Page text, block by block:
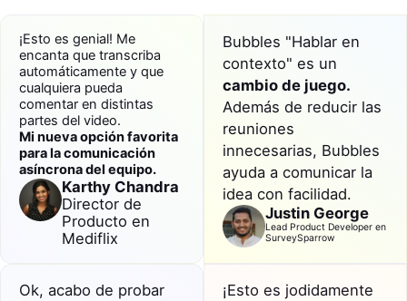
¡Esto es genial! Me
encanta que transcriba
automáticamente y que
cualquiera pueda
comentar en distintas
partes del video.
Mi nueva opción favorita
para la comunicación
asíncronadel equipo.
Karthy Chandra
Director de
Producto en
Mediflix
Bubbles "Hablar en
contexto" es un
cambio de juego.
Además de reducir las
reuniones
innecesarias, Bubbles
ayuda a comunicar la
idea con facilidad.
Justin George
Lead Product Developer en
SurveySparrow
Ok, acabo de probar
¡Esto es jodidamente